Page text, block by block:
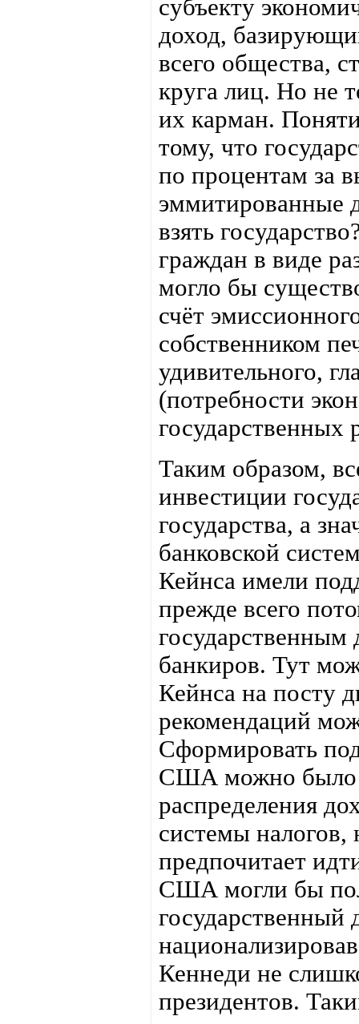
субъекту
доход,
всего общества,
круга лиц. Но не
их карман.
тому, что
по процентам за
эммитированные
взять
граждан в виде
могло бы
счёт
собственником
удивительного,
(потребности
государственных
Таким образом,
инвестиции
государства, а
банковской
Кейнса имели
прежде всего
государственным
банкиров. Тут
Кейнса на посту
рекомендаций
Сформировать
США можно было
распределения
системы
предпочитает
США могли бы
Кеннеди не
президентов.